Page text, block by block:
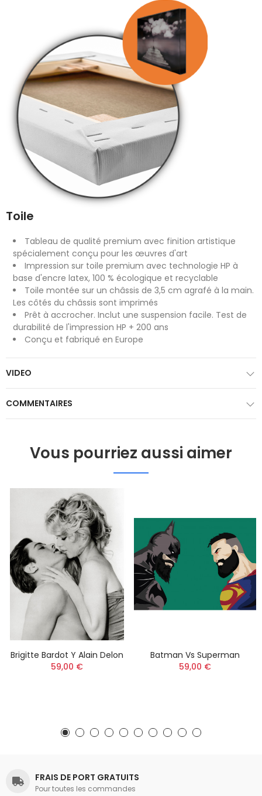
Toile
Tableau de qualité premium avec finition artistique
spécialement conçu pour les œuvres d'art
Impression sur toile premium avec technologie HP à
base d'encre latex, 100 % écologique et recyclable
Toile montée sur un châssis de 3,5 cm agrafé à la main.
Les côtés du châssis sont imprimés
Prêt à accrocher. Inclut une suspension facile. Test de
durabilité de l'impression HP + 200 ans
Conçu et fabriqué en Europe
VIDEO
COMMENTAIRES
Vous pourriez aussi aimer
Brigitte Bardot Y Alain Delon
59,00 €
Batman Vs Superman
59,00 €
FRAIS DE PORT GRATUITS
Pour toutes les commandes